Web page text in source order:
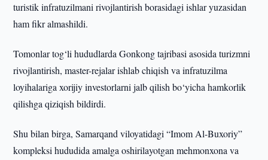
turistik infratuzilmani rivojlantirish borasidagi ishlar yuzasidan
ham fikr almashildi.
Tomonlar tog‘li hududlarda Gonkong tajribasi asosida turizmni
rivojlantirish, master-rejalar ishlab chiqish va infratuzilma
loyihalariga xorijiy investorlarni jalb qilish bo‘yicha hamkorlik
qilishga qiziqish bildirdi.
Shu bilan birga, Samarqand viloyatidagi “Imom Al-Buxoriy”
kompleksi hududida amalga oshirilayotgan mehmonxona va